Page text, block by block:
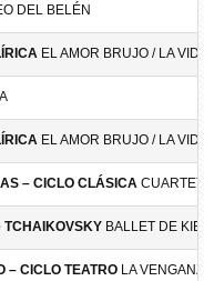
DEL BELÉN
EL AMOR BRUJO / LA
EL AMOR BRUJO / LA
– CICLO CLÁSICA
TCHAIKOVSKY BALLET DE
– CICLO TEATRO LA